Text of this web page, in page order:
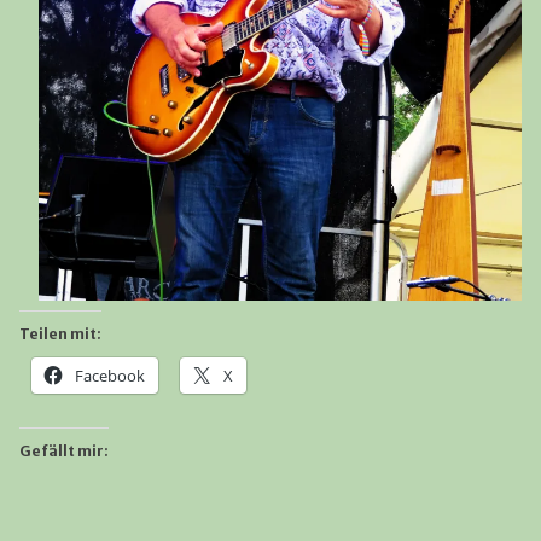
Teilen mit:
Facebook X
Gefällt mir: